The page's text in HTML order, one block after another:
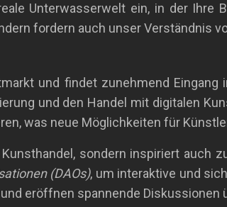
Unterwasserwelt ein, in der Ihre
fordern auch unser Verständnis
und findet zunehmend
und den Handel mit digitalen
was neue Möglichkeiten für
sondern inspiriert
(DAOs), um interaktive und
eröffnen spannende